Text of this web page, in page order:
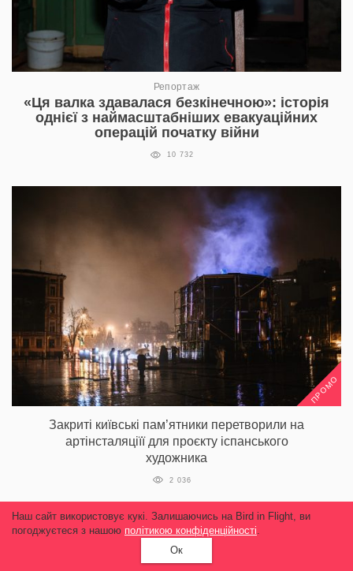
Репортаж
«Ця валка здавалася безкінечною»: історія
однієї з наймасштабніших евакуаційних
операцій початку війни
10 732
ПРОМО
Закриті київські пам’ятники перетворили на
артінсталяціїї для проєкту іспанського
художника
2 036
Наш сайт використовує кукі. Залишаючись на Bird in Flight, ви
погоджуєтеся з нашою політикою конфіденційності.
Ок